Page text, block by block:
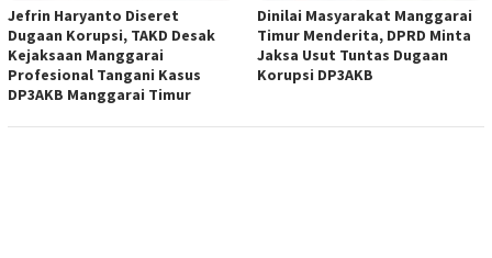
Jefrin Haryanto Diseret
Dugaan Korupsi, TAKD Desak
Kejaksaan Manggarai
Profesional Tangani Kasus
DP3AKB Manggarai Timur
Dinilai Masyarakat Manggarai
Timur Menderita, DPRD Minta
Jaksa Usut Tuntas Dugaan
Korupsi DP3AKB